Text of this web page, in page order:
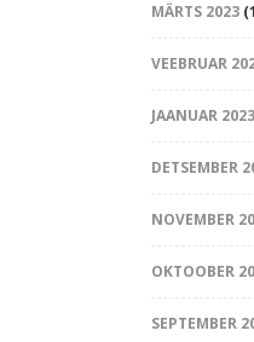
MÄRTS 2023
VEEBRUAR
JAANUAR 2023
DETSEMBER
NOVEMBER
OKTOOBER
SEPTEMBER